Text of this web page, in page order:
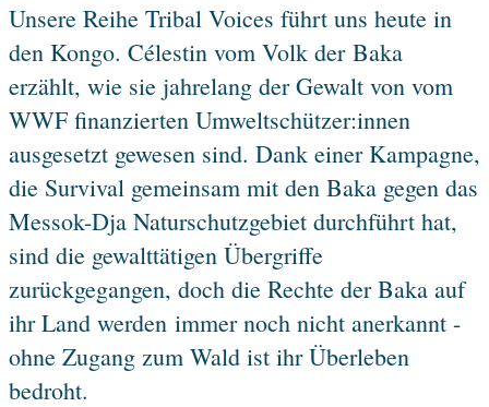
Unsere Reihe Tribal Voices führt uns heute in
den Kongo. Célestin vom Volk der Baka
erzählt, wie sie jahrelang der Gewalt von vom
WWF finanzierten Umweltschützer:innen
ausgesetzt gewesen sind. Dank einer Kampagne,
die Survival gemeinsam mit den Baka gegen das
Messok-Dja Naturschutzgebiet durchführt hat,
sind die gewalttätigen Übergriffe
zurückgegangen, doch die Rechte der Baka auf
ihr Land werden immer noch nicht anerkannt -
ohne Zugang zum Wald ist ihr Überleben
bedroht.